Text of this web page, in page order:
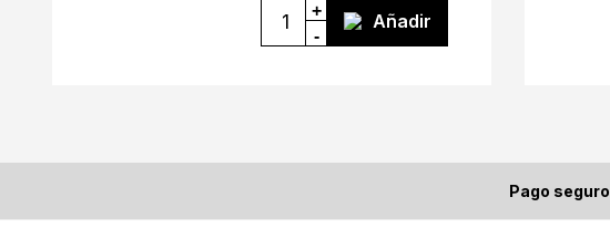
+
-
Añadir
Pago seguro